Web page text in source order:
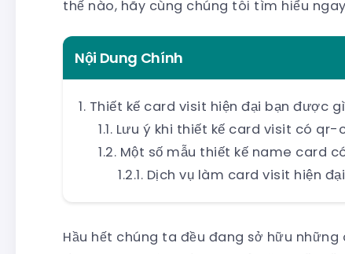
thế nào, hãy cùng chúng tôi tìm hiểu
Nội Dung Chính
Thiết kế card visit hiện đại bạn được
Lưu ý khi thiết kế card visit có qr-
Một số mẫu thiết kế name card
Dịch vụ làm card visit hiện
Hầu hết chúng ta đều đang sở hữu